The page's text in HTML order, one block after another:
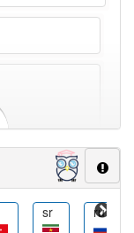
×
immer
sr ru